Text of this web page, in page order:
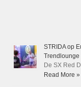
STRIDA op
Trendlounge
De SX Red
Read More »